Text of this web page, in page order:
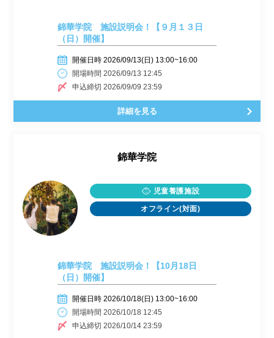
錦華学院 施設説明会！【９月１３日
（日）開催】
開催日時 2026/09/13(日) 13:00~16:00
開場時間 2026/09/13 12:45
申込締切 2026/09/09 23:59
詳細を見る
錦華学院
児童養護施設
オフライン(対面)
錦華学院 施設説明会！【10月18日
（日）開催】
開催日時 2026/10/18(日) 13:00~16:00
開場時間 2026/10/18 12:45
申込締切 2026/10/14 23:59